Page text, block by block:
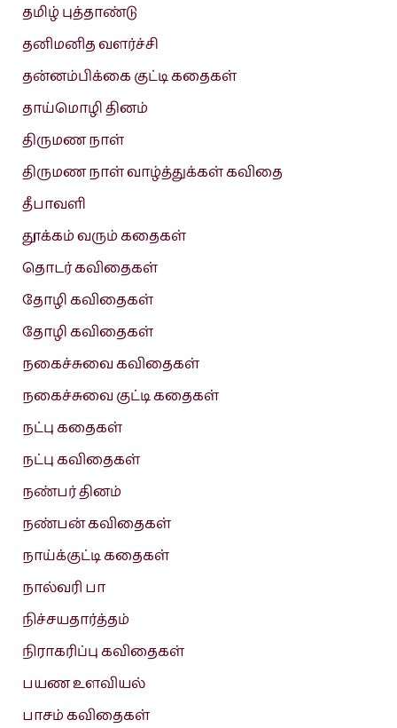
தமிழ் புத்தாண்டு
தனிமனித வளர்ச்சி
தன்னம்பிக்கை குட்டி கதைகள்
தாய்மொழி தினம்
திருமண நாள்
திருமண நாள் வாழ்த்துக்கள் கவிதை
தீபாவளி
தூக்கம் வரும் கதைகள்
தொடர் கவிதைகள்
தோழி கவிதைகள்
தோழி கவிதைகள்
நகைச்சுவை கவிதைகள்
நகைச்சுவை குட்டி கதைகள்
நட்பு கதைகள்
நட்பு கவிதைகள்
நண்பர் தினம்
நண்பன் கவிதைகள்
நாய்க்குட்டி கதைகள்
நால்வரி பா
நிச்சயதார்த்தம்
நிராகரிப்பு கவிதைகள்
பயண உளவியல்
பாசம் கவிதைகள்